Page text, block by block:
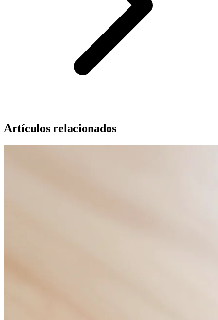
Artículos relacionados